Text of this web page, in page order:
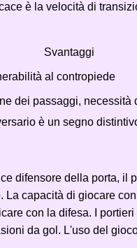
è la velocità di
Svantaggi
al contropiede
dei passaggi, necessità
è un segno
difensore della porta, il
capacità di giocare
con la difesa. I
da gol. L'uso del